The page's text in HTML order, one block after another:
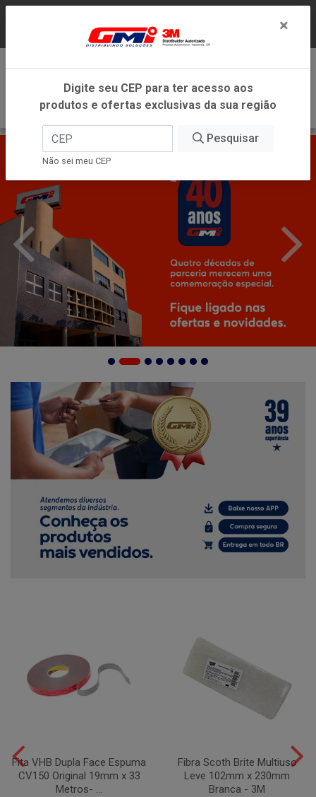
DENTRO DO ESTADO DE MINAS GERAIS.
Fita VHB Dupla Face Espuma
CV150 Original 19mm x 33
Metros- ...
Fibra Scoth Brite Multiuso
Leve 102mm x 230mm
Branca - 3M
×
Digite seu CEP para ter acesso aos
produtos e ofertas exclusivas da sua região
Pesquisar
Não sei meu CEP